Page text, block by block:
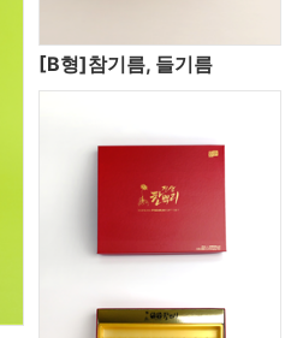
[B형]참기름, 들기름